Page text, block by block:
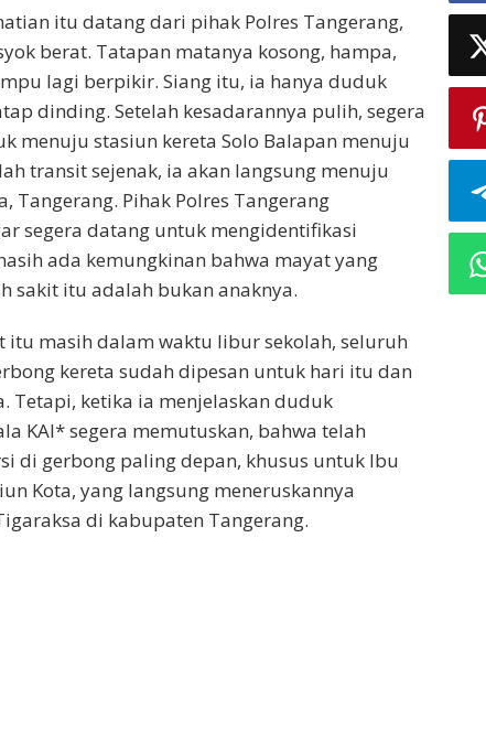
itu datang dari pihak Polres Tangerang,
berat. Tatapan matanya kosong, hampa,
lagi berpikir. Siang itu, ia hanya duduk
dinding. Setelah kesadarannya pulih, segera
menuju stasiun kereta Solo Balapan menuju
transit sejenak, ia akan langsung menuju
Tangerang. Pihak Polres Tangerang
segera datang untuk mengidentifikasi
ada kemungkinan bahwa mayat yang
sakit itu adalah bukan anaknya.
itu masih dalam waktu libur sekolah, seluruh
kereta sudah dipesan untuk hari itu dan
Tetapi, ketika ia menjelaskan duduk
KAI* segera memutuskan, bahwa telah
di gerbong paling depan, khusus untuk Ibu
Kota, yang langsung meneruskannya
di kabupaten Tangerang.